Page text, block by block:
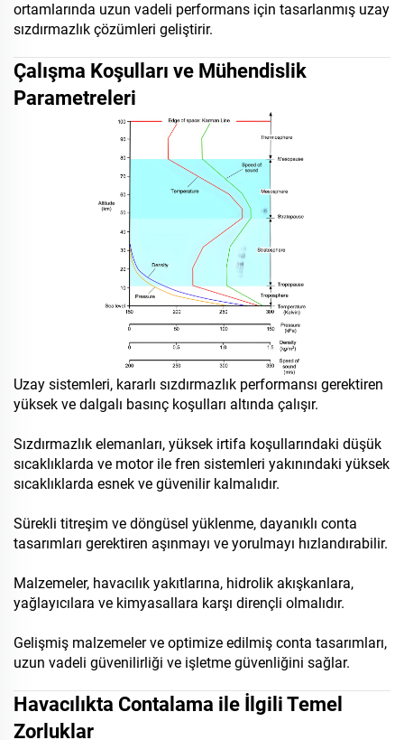
ortamlarında uzun vadeli performans için tasarlanmış uzay
sızdırmazlık çözümleri geliştirir.
Çalışma Koşulları ve Mühendislik
Parametreleri
Uzay sistemleri, kararlı sızdırmazlık performansı gerektiren
yüksek ve dalgalı basınç koşulları altında çalışır.
Sızdırmazlık elemanları, yüksek irtifa koşullarındaki düşük
sıcaklıklarda ve motor ile fren sistemleri yakınındaki yüksek
sıcaklıklarda esnek ve güvenilir kalmalıdır.
Sürekli titreşim ve döngüsel yüklenme, dayanıklı conta
tasarımları gerektiren aşınmayı ve yorulmayı hızlandırabilir.
Malzemeler, havacılık yakıtlarına, hidrolik akışkanlara,
yağlayıcılara ve kimyasallara karşı dirençli olmalıdır.
Gelişmiş malzemeler ve optimize edilmiş conta tasarımları,
uzun vadeli güvenilirliği ve işletme güvenliğini sağlar.
Havacılıkta Contalama ile İlgili Temel
Zorluklar